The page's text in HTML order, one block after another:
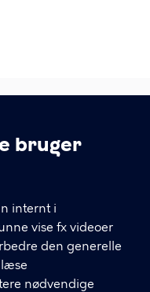
bruger
internt i
vise fx videoer
den generelle
læse
nødvendige